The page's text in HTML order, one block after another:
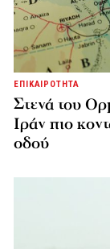
ΕΠΙΚΑΙΡΟΤΗΤΑ
Στενά του
Ιράν πιο
οδού